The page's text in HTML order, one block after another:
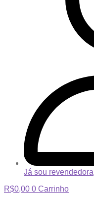
Já sou revendedora
R$0,00 0 Carrinho